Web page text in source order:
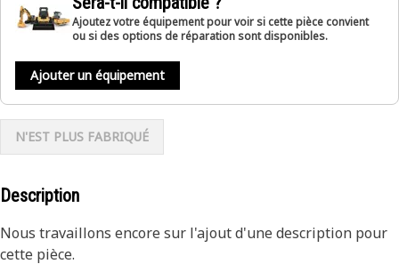
Ajoutez votre équipement pour voir si cette pièce convient
ou si des options de réparation sont disponibles.
Ajouter un équipement
N'EST PLUS FABRIQUÉ
Description
Nous travaillons encore sur l'ajout d'une description pour
cette pièce.